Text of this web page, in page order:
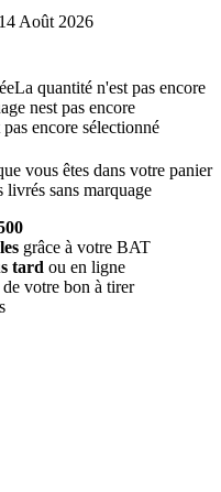
Août 2026
La quantité n'est pas encore
nest pas encore
encore sélectionné
vous êtes dans votre panier
sans marquage
grâce à votre BAT
tard ou en ligne
votre bon à tirer